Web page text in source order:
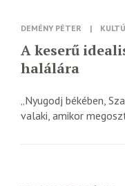
DEMÉNY PÉTER |
A keserű
halálára
„Nyugodj békében,
valaki, amikor